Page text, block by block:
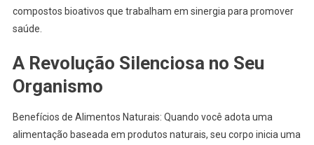
compostos bioativos que trabalham em sinergia para promover
saúde.
A Revolução Silenciosa no Seu
Organismo
Benefícios de Alimentos Naturais: Quando você adota uma
alimentação baseada em produtos naturais, seu corpo inicia uma